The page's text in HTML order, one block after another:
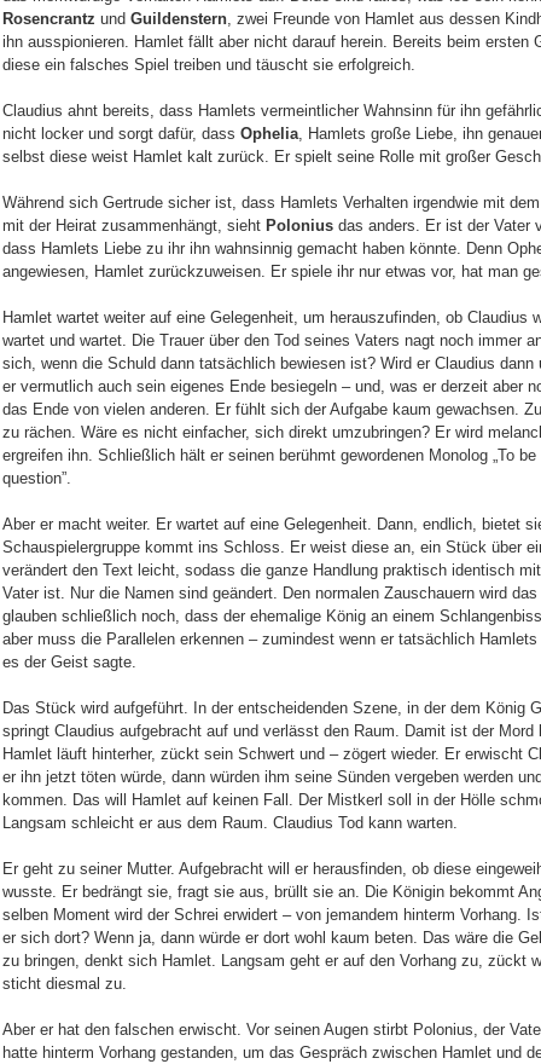
Rosencrantz und Guildenstern, zwei Freunde von Hamlet aus dessen
ihn ausspionieren. Hamlet fällt aber nicht darauf herein. Bereits beim ersten
diese ein falsches Spiel treiben und täuscht sie erfolgreich.
Claudius ahnt bereits, dass Hamlets vermeintlicher Wahnsinn für ihn
nicht locker und sorgt dafür, dass Ophelia, Hamlets große Liebe, ihn
selbst diese weist Hamlet kalt zurück. Er spielt seine Rolle mit großer
Während sich Gertrude sicher ist, dass Hamlets Verhalten irgendwie mit
mit der Heirat zusammenhängt, sieht Polonius das anders. Er ist der Vater
dass Hamlets Liebe zu ihr ihn wahnsinnig gemacht haben könnte. Denn
angewiesen, Hamlet zurückzuweisen. Er spiele ihr nur etwas vor, hat man
Hamlet wartet weiter auf eine Gelegenheit, um herauszufinden, ob Claudius
wartet und wartet. Die Trauer über den Tod seines Vaters nagt noch immer
sich, wenn die Schuld dann tatsächlich bewiesen ist? Wird er Claudius dann
er vermutlich auch sein eigenes Ende besiegeln – und, was er derzeit aber
das Ende von vielen anderen. Er fühlt sich der Aufgabe kaum gewachsen.
zu rächen. Wäre es nicht einfacher, sich direkt umzubringen? Er wird
ergreifen ihn. Schließlich hält er seinen berühmt gewordenen Monolog „To
question”.
Aber er macht weiter. Er wartet auf eine Gelegenheit. Dann, endlich, bietet
Schauspielergruppe kommt ins Schloss. Er weist diese an, ein Stück über
verändert den Text leicht, sodass die ganze Handlung praktisch identisch
Vater ist. Nur die Namen sind geändert. Den normalen Zauschauern wird
glauben schließlich noch, dass der ehemalige König an einem
aber muss die Parallelen erkennen – zumindest wenn er tatsächlich
es der Geist sagte.
Das Stück wird aufgeführt. In der entscheidenden Szene, in der dem König
springt Claudius aufgebracht auf und verlässt den Raum. Damit ist der Mord
Hamlet läuft hinterher, zückt sein Schwert und – zögert wieder. Er erwischt
er ihn jetzt töten würde, dann würden ihm seine Sünden vergeben werden
kommen. Das will Hamlet auf keinen Fall. Der Mistkerl soll in der Hölle
Langsam schleicht er aus dem Raum. Claudius Tod kann warten.
Er geht zu seiner Mutter. Aufgebracht will er herausfinden, ob diese
wusste. Er bedrängt sie, fragt sie aus, brüllt sie an. Die Königin bekommt
selben Moment wird der Schrei erwidert – von jemandem hinterm Vorhang.
er sich dort? Wenn ja, dann würde er dort wohl kaum beten. Das wäre die
zu bringen, denkt sich Hamlet. Langsam geht er auf den Vorhang zu, zückt
sticht diesmal zu.
Aber er hat den falschen erwischt. Vor seinen Augen stirbt Polonius, der
hatte hinterm Vorhang gestanden, um das Gespräch zwischen Hamlet und